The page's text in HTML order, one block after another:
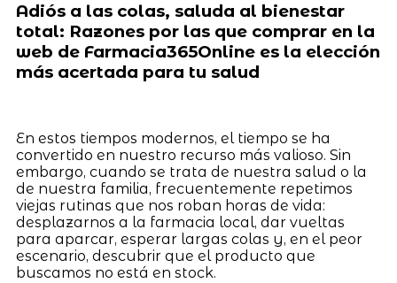
Adiós a las colas, saluda al bienestar
total: Razones por las que comprar en la
web de Farmacia365Online es la elección
más acertada para tu salud
En estos tiempos modernos, el tiempo se ha
convertido en nuestro recurso más valioso. Sin
embargo, cuando se trata de nuestra salud o la
de nuestra familia, frecuentemente repetimos
viejas rutinas que nos roban horas de vida:
desplazarnos a la farmacia local, dar vueltas
para aparcar, esperar largas colas y, en el peor
escenario, descubrir que el producto que
buscamos no está en stock.